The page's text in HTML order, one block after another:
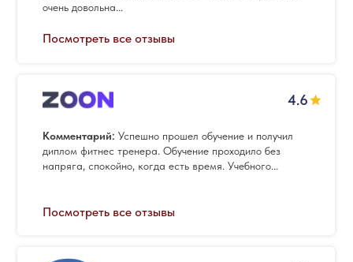
очень довольна...
Посмотреть все отзывы
Комментарий: Успешно прошел обучение и получил
диплом фитнес тренера. Обучение проходило без
напряга, спокойно, когда есть время. Учебного...
Посмотреть все отзывы
4.6